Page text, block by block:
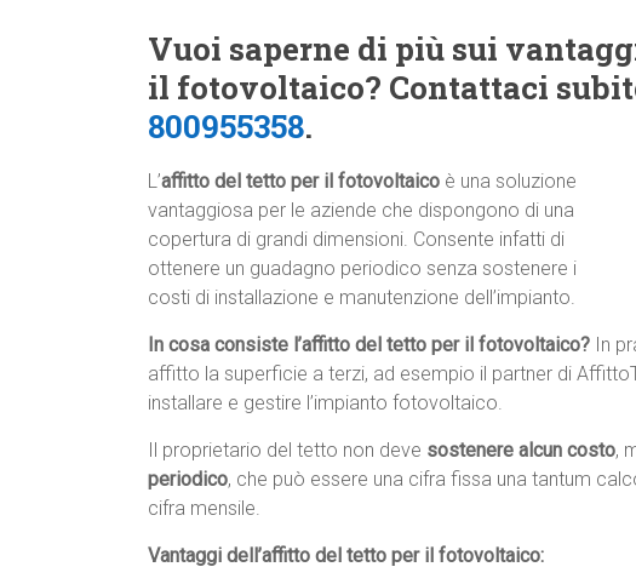
Vuoi saperne di più sui
il fotovoltaico? Contattaci
800955358.
L’affitto del tetto per il fotovoltaico è una soluzione
vantaggiosa per le aziende che dispongono di una
copertura di grandi dimensioni. Consente infatti di
ottenere un guadagno periodico senza sostenere i
costi di installazione e manutenzione dell’impianto.
In cosa consiste l’affitto del tetto per il fotovoltaico? In
affitto la superficie a terzi, ad esempio il partner di
installare e gestire l’impianto fotovoltaico.
Il proprietario del tetto non deve sostenere alcun costo,
periodico, che può essere una cifra fissa una tantum
cifra mensile.
Vantaggi dell’affitto del tetto per il fotovoltaico: